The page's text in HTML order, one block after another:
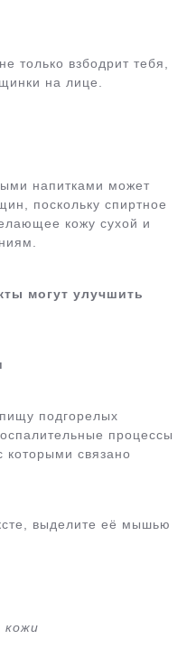
только взбодрит тебя,
на лице.
напитками может
поскольку спиртное
кожу сухой и
могут улучшить
подгорелых
процессы
которыми связано
выделите её мышью
кожи